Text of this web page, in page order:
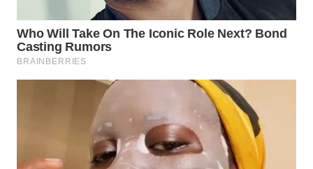
LANGKAT
WN
TAPANULI
LESUNG